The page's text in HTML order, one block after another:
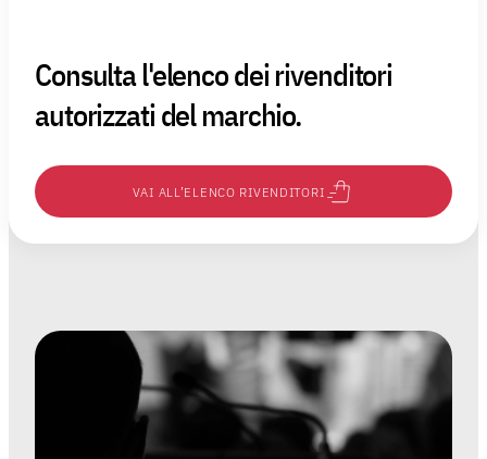
Consulta l'elenco dei rivenditori
autorizzati del marchio.
VAI ALL’ELENCO RIVENDITORI